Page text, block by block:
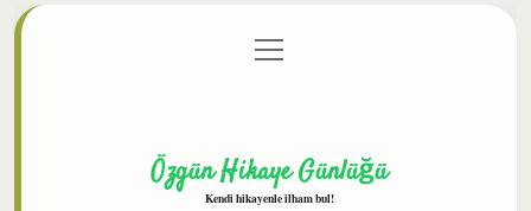
Gizlilik Politikası
menüyü
aç
Özgün Hikaye Günlüğü
Kendi hikayenle ilham bul!